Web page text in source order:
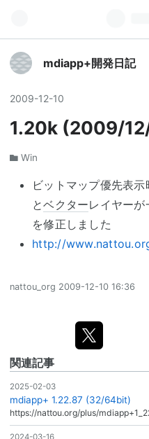
mdiapp+開発日記
2009-12-10
1.20k (2009/
Win
ビットマップ優先表
とベクターレイヤー
を修正しました
http://
nattou_org 2009-12-10 16:36
関連記事
2025-02-03
mdiapp+ 1.22.87 (32/64bit)
https://nattou.org/plus/
2024-03-16